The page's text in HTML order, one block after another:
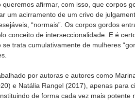
afirmar, com isso, que corpos
um acirramento de um crivo de
“normais”. Os corpos gordos
conceito de interseccionalidade. E é
trata cumulativamente de mulheres
por autoras e autores como
e Natália Rangel (2017), apenas para
de forma cada vez mais potente